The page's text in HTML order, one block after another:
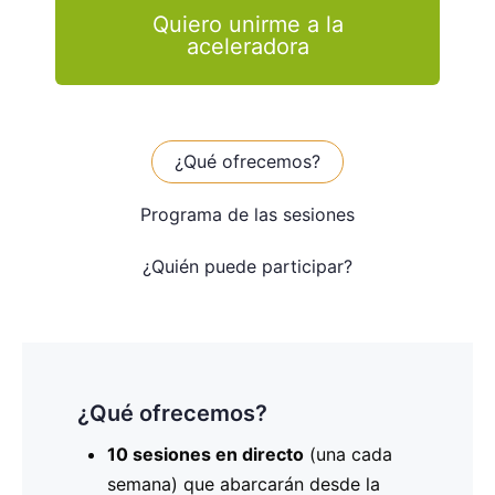
Quiero unirme a la
aceleradora
¿Qué ofrecemos?
Programa de las sesiones
¿Quién puede participar?
¿Qué ofrecemos?
10 sesiones en directo (una cada
semana) que abarcarán desde la
Programa de las sesiones
20 de noviembre: Definición de la
idea de proyecto – Alinearla con las
¿Quién puede participar?
Este programa está dirigido acualquier
persona interesada en presentar un